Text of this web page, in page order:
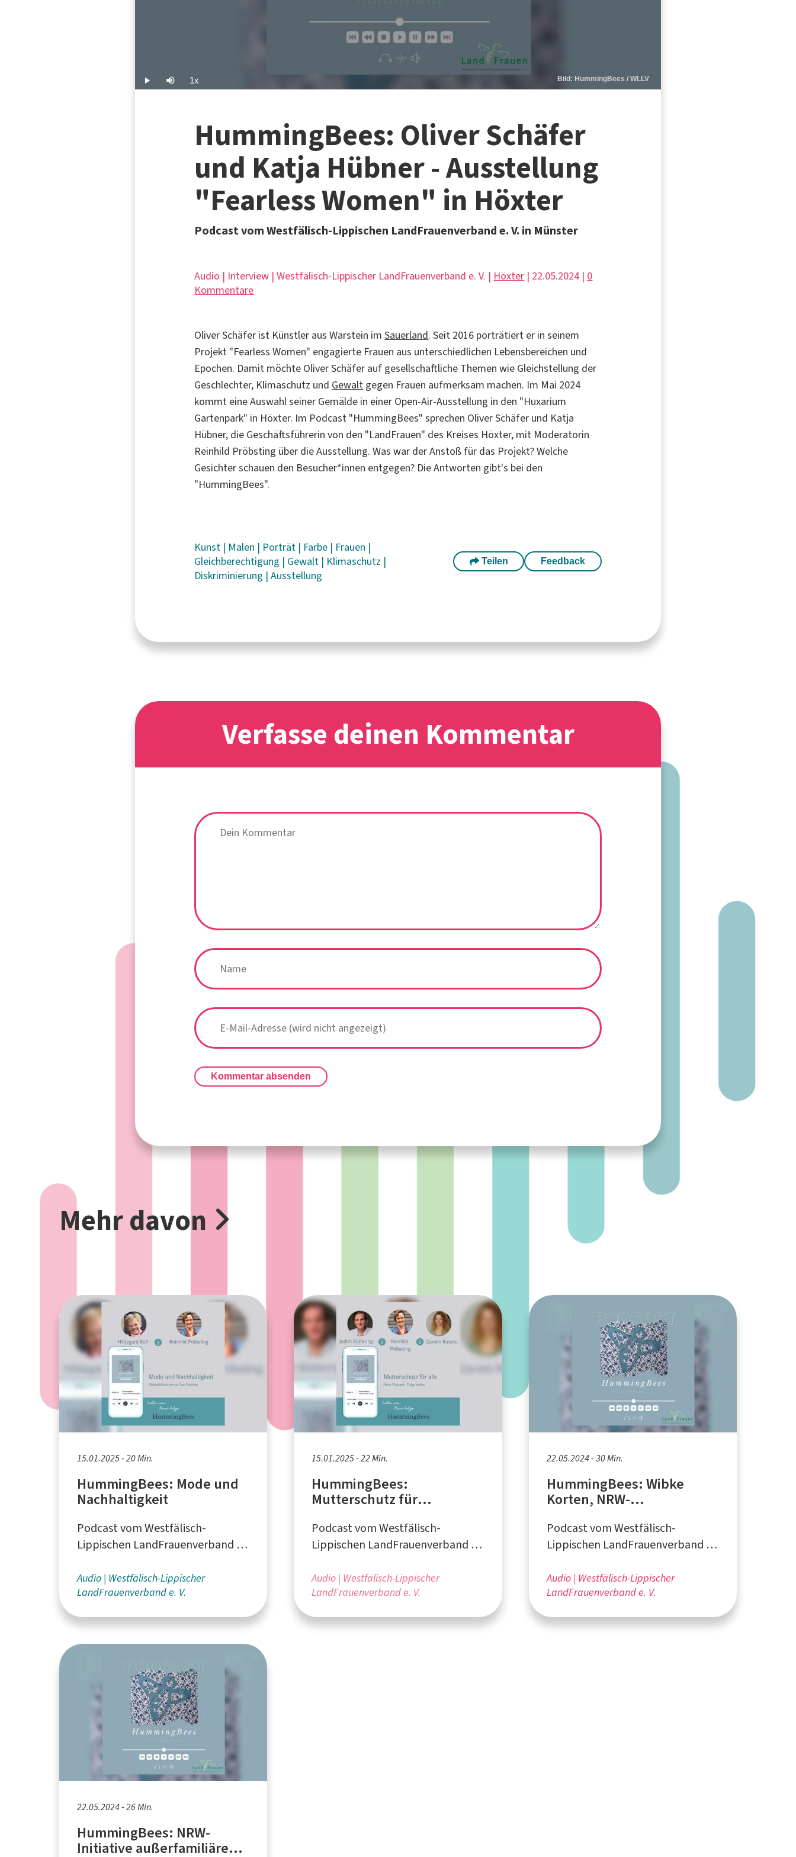
Play Mute 1xPlayback
Rate
Bild: HummingBees / WLLV
HummingBees: Oliver Schäfer
und Katja Hübner - Ausstellung
"Fearless Women" in Höxter
Podcast vom Westfälisch-Lippischen LandFrauenverband e. V. in Münster
Audio | Interview | Westfälisch-Lippischer LandFrauenverband e. V. | Höxter | 22.05.2024 | 0
Kommentare
Oliver Schäfer ist Künstler aus Warstein imSauerland. Seit 2016 porträtiert er in seinem
Projekt "Fearless Women" engagierte Frauen aus unterschiedlichen Lebensbereichen und
Epochen. Damit möchte Oliver Schäfer auf gesellschaftliche Themen wie Gleichstellung der
Geschlechter, Klimaschutz und Gewalt gegen Frauen aufmerksam machen. Im Mai 2024
kommt eine Auswahl seiner Gemälde in einer Open-Air-Ausstellung in den "Huxarium
Gartenpark" in Höxter. Im Podcast "HummingBees" sprechen Oliver Schäfer und Katja
Hübner, die Geschäftsführerin von den "LandFrauen" des Kreises Höxter, mit Moderatorin
Reinhild Pröbsting über die Ausstellung. Was war der Anstoß für das Projekt? Welche
Gesichter schauen den Besucher*innen entgegen? Die Antworten gibt's bei den
"HummingBees".
Kunst | Malen | Porträt | Farbe | Frauen |
Gleichberechtigung | Gewalt | Klimaschutz |
Diskriminierung |Ausstellung
Teilen Feedback
Verfasse deinen Kommentar
Kommentar absenden
Mehr davon
15.01.2025 - 20 Min.
HummingBees: Mode und
Nachhaltigkeit
Podcast vom Westfälisch-
Lippischen LandFrauenverband e.
Audio Westfälisch-Lippischer
LandFrauenverband e. V.
15.01.2025 - 22 Min.
HummingBees:
Mutterschutz für
Podcast vom Westfälisch-
Lippischen LandFrauenverband e.
Audio Westfälisch-Lippischer
LandFrauenverband e. V.
22.05.2024 - 30 Min.
HummingBees: Wibke
Korten, NRW-
"gerne anders!"
Podcast vom Westfälisch-
Lippischen LandFrauenverband e.
Audio Westfälisch-Lippischer
LandFrauenverband e. V.
22.05.2024 - 26 Min.
HummingBees: NRW-
Initiative außerfamiliäre